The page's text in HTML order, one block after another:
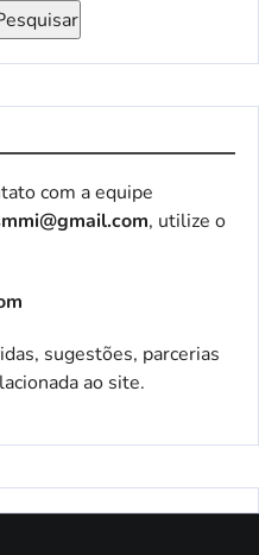
com a equipe
, utilize o
sugestões, parcerias
ao site.